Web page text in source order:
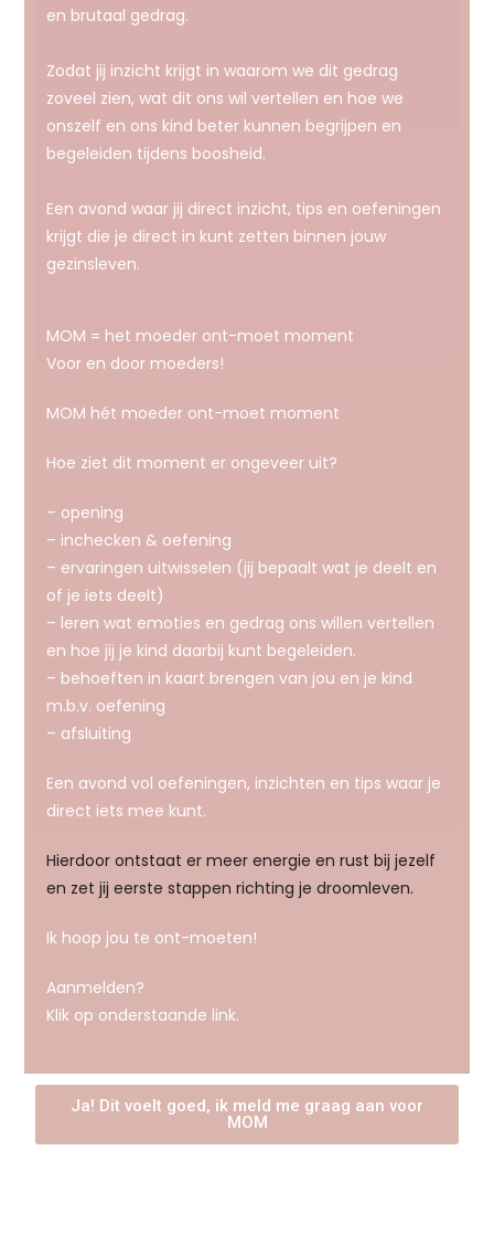
en brutaal gedrag.
Zodat jij inzicht krijgt in waarom we dit gedrag
zoveel zien, wat dit ons wil vertellen en hoe we
onszelf en ons kind beter kunnen begrijpen en
begeleiden tijdens boosheid.
Een avond waar jij direct inzicht, tips en oefeningen
krijgt die je direct in kunt zetten binnen jouw
gezinsleven.
MOM = het moeder ont-moet moment
Voor en door moeders!
MOM hét moeder ont-moet moment
Hoe ziet dit moment er ongeveer uit?
– opening
– inchecken & oefening
– ervaringen uitwisselen (jij bepaalt wat je deelt en
of je iets deelt)
– leren wat emoties en gedrag ons willen vertellen
en hoe jij je kind daarbij kunt begeleiden.
– behoeften in kaart brengen van jou en je kind
m.b.v. oefening
– afsluiting
Een avond vol oefeningen, inzichten en tips waar je
direct iets mee kunt.
Hierdoor ontstaat er meer energie en rust bij jezelf
en zet jij eerste stappen richting je droomleven.
Ik hoop jou te ont-moeten!
Aanmelden?
Klik op onderstaande link.
Ja! Dit voelt goed, ik meld me graag aan voor
MOM